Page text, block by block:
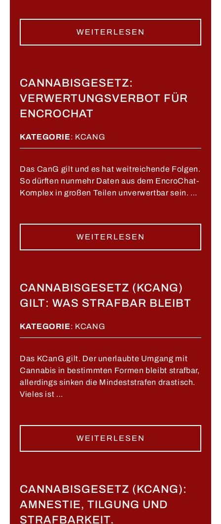
WEITERLESEN
CANNABISGESETZ:
VERWERTUNGSVERBOT FÜR
ENCROCHAT
KATEGORIE: KCANG
Das CanG gilt und es hat weitreichende Folgen.
So dürften nunmehr Daten aus dem EncroChat-
Komplex in großen Teilen unverwertbar sein. …
WEITERLESEN
CANNABISGESETZ (KCANG)
GILT: WAS STRAFBAR BLEIBT
KATEGORIE: KCANG
Das KCanG gilt. Der unerlaubte Umgang mit
Cannabis in bestimmten Formen bleibt strafbar,
allerdings sinken die Mindeststrafen drastisch.
Vieles ist …
WEITERLESEN
CANNABISGESETZ (KCANG):
AMNESTIE, TILGUNG UND
STRAFBARKEIT.